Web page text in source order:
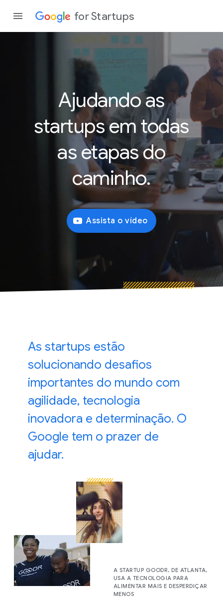
for Startups
Ajudandoas
startups em todas
as etapas do
caminho.
Assista o vídeo
As startups estão
solucionando desafios
importantes do mundo com
agilidade, tecnologia
inovadora e determinação. O
Google tem o prazer de
ajudar.
A STARTUP GOODR, DE ATLANTA,
USA A TECNOLOGIA PARA
ALIMENTAR MAIS E DESPERDIÇAR
MENOS